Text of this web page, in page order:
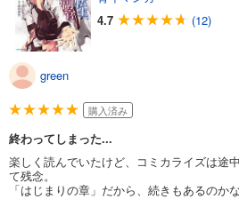
4.7
(12)
green
購入済み
終わってしまった...
楽しく読んでいたけど、コミカライズは途
て残念。
「はじまりの章」だから、続きもあるのか